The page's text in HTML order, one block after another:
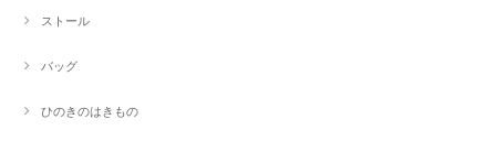
ストール
バッグ
ひのきのはきもの